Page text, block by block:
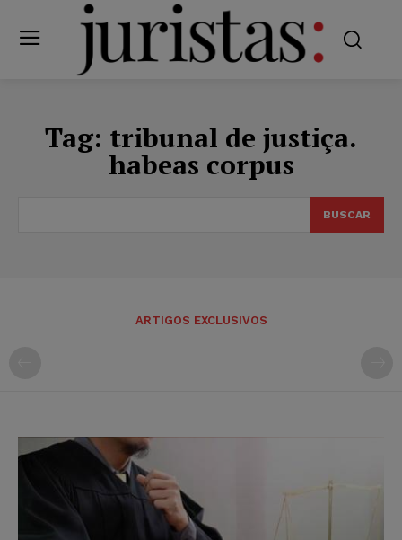
Tag: tribunal de justiça.
habeas corpus
BUSCAR
ARTIGOS EXCLUSIVOS